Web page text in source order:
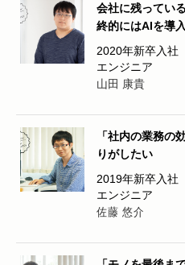
会社に残ってい
終的にはAIを導
2020年新卒入社
エンジニア
「社内の業務の
りがしたい
2019年新卒入社
エンジニア